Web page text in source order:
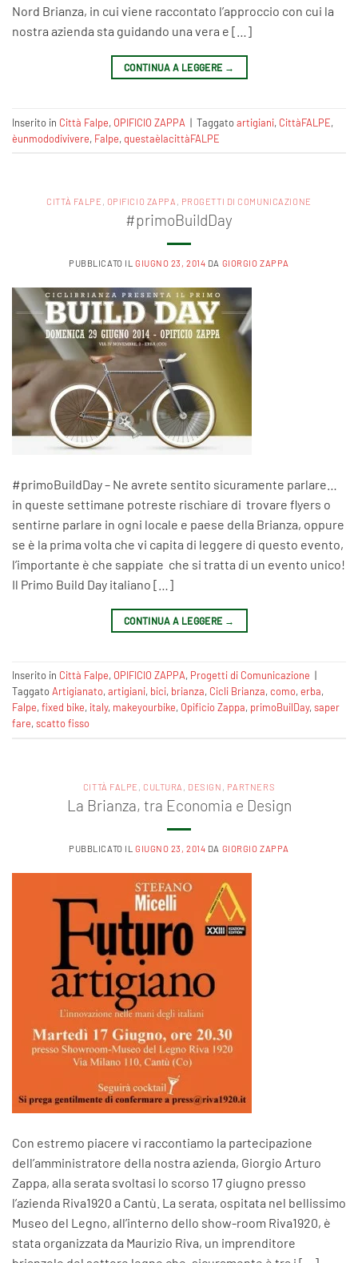
Nord Brianza, in cui viene raccontato l’approccio con cui la
nostra azienda sta guidando una vera e […]
CONTINUA A LEGGERE →
Inserito in Città Falpe, OPIFICIO ZAPPA | Taggatoartigiani, CittàFALPE,
èunmododivivere‬, Falpe,questaèlacittàFALPE‬
CITTÀ FALPE , OPIFICIO ZAPPA , PROGETTI DI COMUNICAZIONE
#primoBuildDay
PUBBLICATO IL GIUGNO 23, 2014 DA GIORGIO ZAPPA
#primoBuildDay – Ne avrete sentito sicuramente parlare…
in queste settimane potreste rischiare di trovare flyers o
sentirne parlare in ogni locale e paese della Brianza, oppure
se è la prima volta che vi capita di leggere di questo evento,
l’importante è che sappiate che si tratta di un evento unico!
Il Primo Build Day italiano […]
CONTINUA A LEGGERE →
Inserito in Città Falpe, OPIFICIO ZAPPA, Progetti di Comunicazione |
TaggatoArtigianato,artigiani, bici, brianza, Cicli Brianza,como,erba,
Falpe,fixed bike, italy, makeyourbike, Opificio Zappa, primoBuilDay,saper
fare,scatto fisso
CITTÀ FALPE , CULTURA , DESIGN , PARTNERS
La Brianza, tra Economia e Design
PUBBLICATO IL GIUGNO 23, 2014 DA GIORGIO ZAPPA
Con estremo piacere vi raccontiamo la partecipazione
dell’amministratore della nostra azienda, Giorgio Arturo
Zappa, alla serata svoltasi lo scorso 17 giugno presso
l’azienda Riva1920 a Cantù. La serata, ospitata nel bellissimo
Museo del Legno, all’interno dello show-room Riva1920, è
stata organizzata da Maurizio Riva, un imprenditore